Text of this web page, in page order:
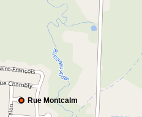
Rue Montcalm